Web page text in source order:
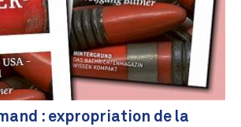
: expropriation de la